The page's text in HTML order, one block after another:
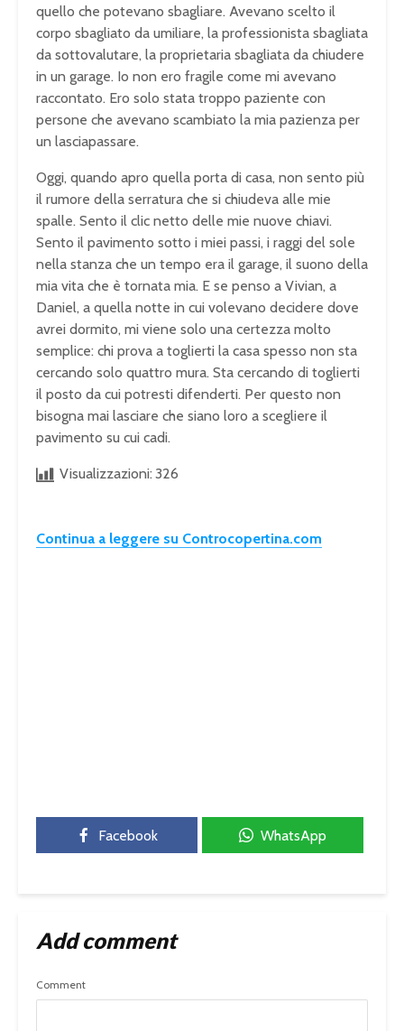
quello che potevano sbagliare. Avevano scelto il
corpo sbagliato da umiliare, la professionista sbagliata
da sottovalutare, la proprietaria sbagliata da chiudere
in un garage. Io non ero fragile come mi avevano
raccontato. Ero solo stata troppo paziente con
persone che avevano scambiato la mia pazienza per
un lasciapassare.
Oggi, quando apro quella porta di casa, non sento più
il rumore della serratura che si chiudeva alle mie
spalle. Sento il clic netto delle mie nuove chiavi.
Sento il pavimento sotto i miei passi, i raggi del sole
nella stanza che un tempo era il garage, il suono della
mia vita che è tornata mia. E se penso a Vivian, a
Daniel, a quella notte in cui volevano decidere dove
avrei dormito, mi viene solo una certezza molto
semplice: chi prova a toglierti la casa spesso non sta
cercando solo quattro mura. Sta cercando di toglierti
il posto da cui potresti difenderti. Per questo non
bisogna mai lasciare che siano loro a scegliere il
pavimento su cui cadi.
Visualizzazioni: 326
Continua a leggere su Controcopertina.com
Facebook WhatsApp
Add comment
Comment